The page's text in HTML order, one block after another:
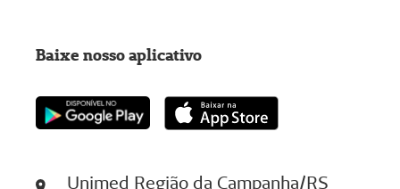
Unimed Região da Campanha/RS
Baixe nosso aplicativo